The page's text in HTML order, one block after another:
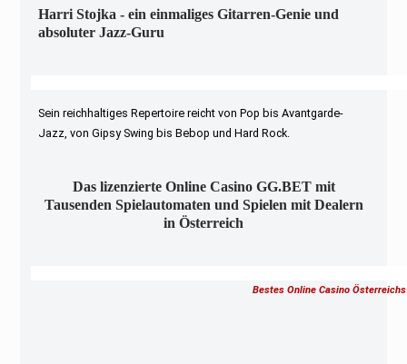
Harri Stojka - ein einmaliges Gitarren-Genie und
absoluter Jazz-Guru
Sein reichhaltiges Repertoire reicht von Pop bis Avantgarde-
Jazz, von Gipsy Swing bis Bebop und Hard Rock.
Das lizenzierte Online Casino GG.BET mit
Tausenden Spielautomaten und Spielen mit Dealern
in Österreich
Bestes Online Casino Österreichs